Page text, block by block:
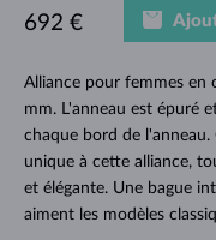
Alliance pour femmes en
mm. L'anneau est épuré
chaque bord de
unique à cette alliance,
et élégante. Une bague
aiment les modèles
692 €